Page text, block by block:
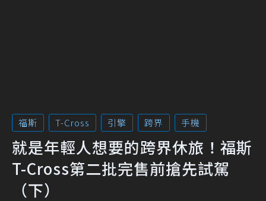
福斯 T-Cross 引擎 跨界 手機
就是年輕人想要的跨界休旅！福斯
T-Cross第二批完售前搶先試駕
（下）